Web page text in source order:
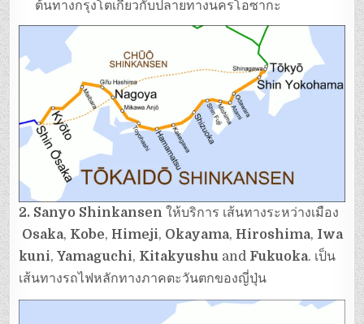
ต้นทางกรุงโตเกียวกับปลายทางนครโอซากะ
2. Sanyo Shinkansenให้บริการ เส้นทางระหว่างเมือง
Osaka, Kobe, Himeji, Okayama, Hiroshima, Iwa
kuni,Yamaguchi, Kitakyushu and Fukuoka. เป็น
เส้นทางรถไฟหลักทางภาคตะวันตกของญี่ปุ่น